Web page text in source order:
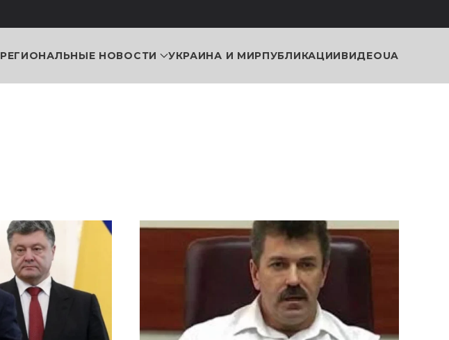
РЕГИОНАЛЬНЫЕ НОВОСТИ УКРАИНА И МИРПУБЛИКАЦИИВИДЕОUA